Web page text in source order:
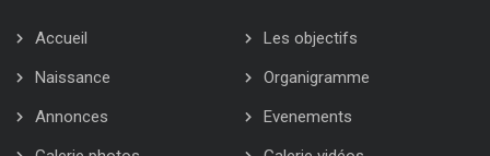
Accueil
Les objectifs
Naissance
Organigramme
Annonces
Evenements